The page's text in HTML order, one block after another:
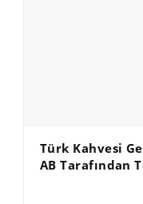
Türk Kahvesi
AB Tarafından